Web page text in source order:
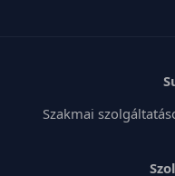
Szakmai